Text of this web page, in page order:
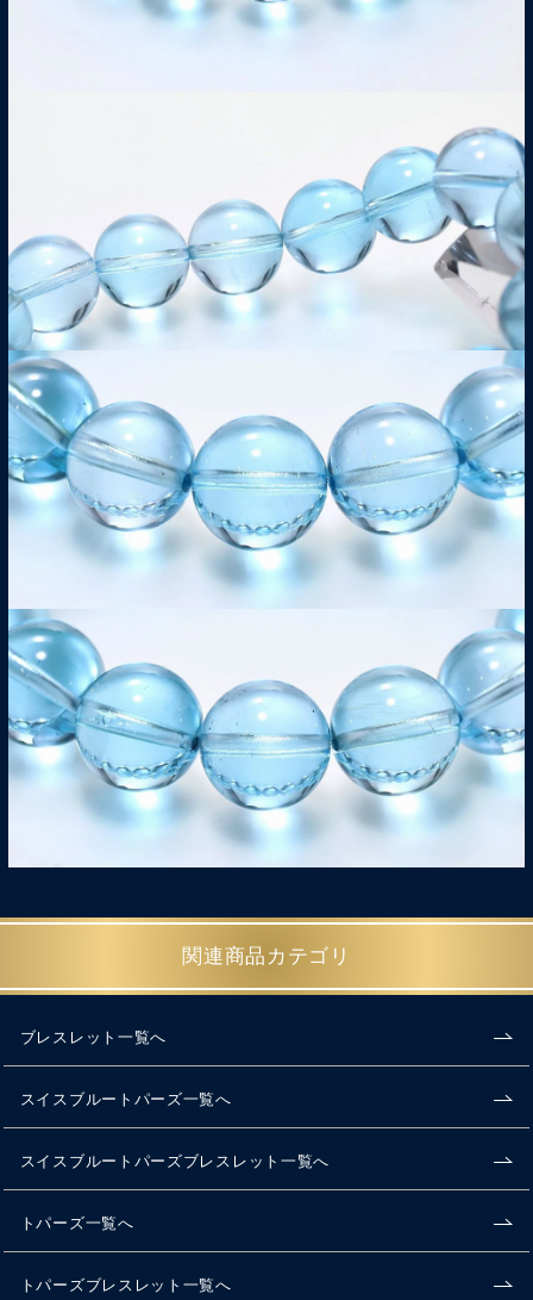
関連商品カテゴリ
ブレスレット一覧へ
スイスブルートパーズ一覧へ
スイスブルートパーズブレスレット一覧へ
トパーズ一覧へ
トパーズブレスレット一覧へ